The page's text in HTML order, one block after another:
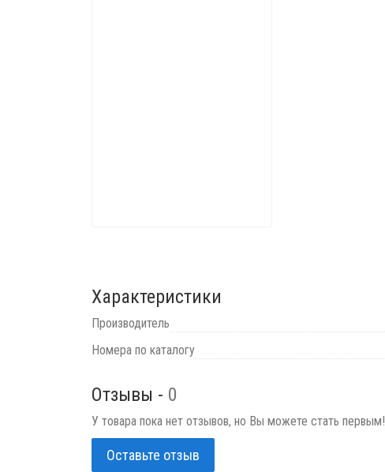
Характеристики
Производитель
Номера по каталогу
Отзывы - 0
У товара пока нет отзывов, но Вы можете стать первым!
Оставьте отзыв